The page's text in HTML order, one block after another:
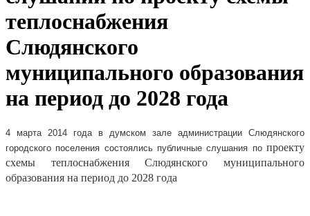
теплоснабжения
Слюдянского
муниципального образования
на период до 2028 года
4 марта 2014 года в думском зале администрации Слюдянского
городского поселения состоялись публичные слушания по проекту
схемы теплоснабженияСлюдянского муниципального
образования на период до 2028 года